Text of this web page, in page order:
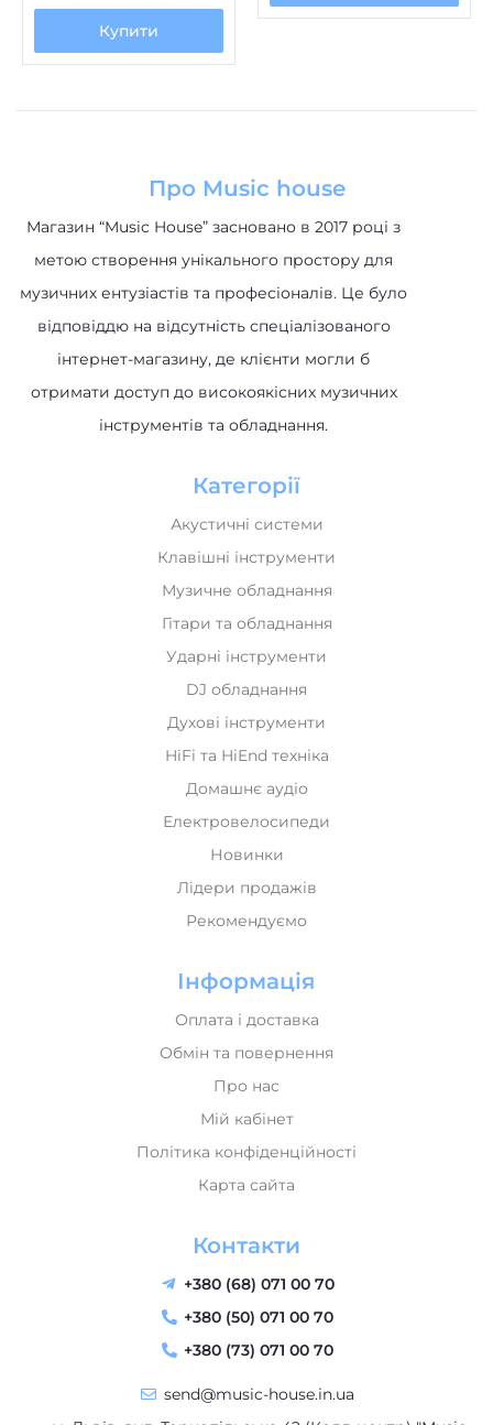
Купити
Про Music house
Магазин “Music House” засновано в 2017 році з
метою створення унікального простору для
музичних ентузіастів та професіоналів. Це було
відповіддю на відсутність спеціалізованого
інтернет-магазину, де клієнти могли б
отримати доступ до високоякісних музичних
інструментів та обладнання.
Категорії
Акустичні системи
Клавішні інструменти
Музичне обладнання
Гітари та обладнання
Ударні інструменти
DJ обладнання
Духові інструменти
HiFi та HiEnd техніка
Домашнє аудіо
Електровелосипеди
Новинки
Лідери продажів
Рекомендуємо
Інформація
Оплата і доставка
Обмін та повернення
Про нас
Мій кабінет
Політика конфіденційності
Карта сайта
Контакти
+380 (68) 071 00 70
+380 (50) 071 00 70
+380 (73) 071 00 70
send@music-house.in.ua